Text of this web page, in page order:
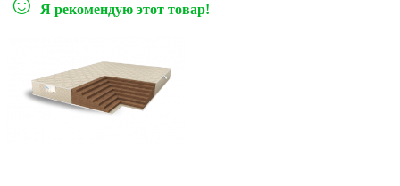
Я рекомендую этот товар!